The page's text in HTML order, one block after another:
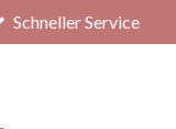
Schneller Service